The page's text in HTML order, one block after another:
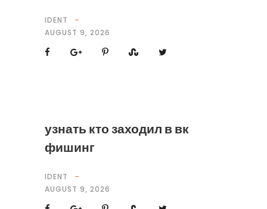
IDENT
AUGUST 9, 2026
узнать кто заходил в вк
фишинг
IDENT
AUGUST 9, 2026